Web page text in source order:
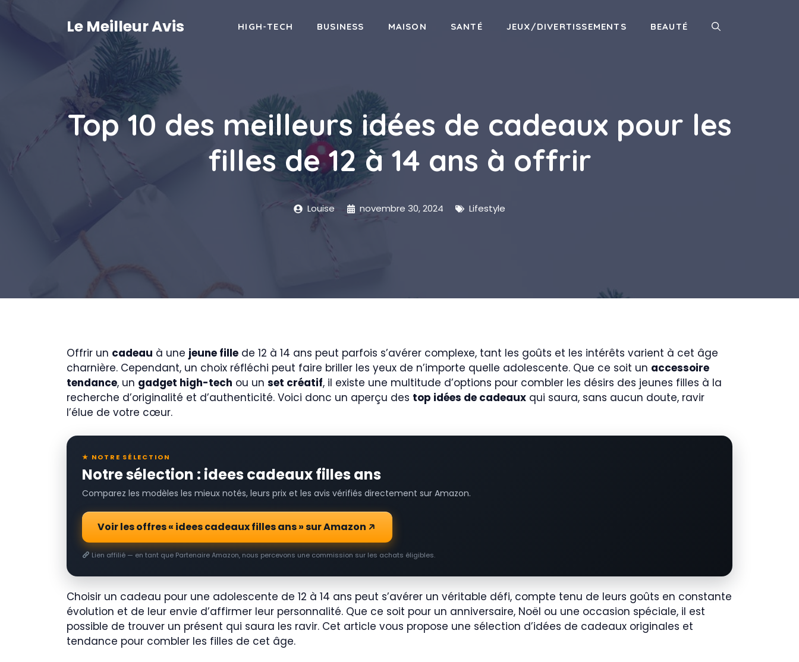
Le Meilleur Avis HIGH-TECH BUSINESS MAISON SANTÉ JEUX/DIVERTISSEMENTS BEAUTÉ
Top 10 des meilleurs idées de cadeaux pour les
filles de 12 à 14 ans à offrir
Louise novembre 30, 2024 Lifestyle
Offrir un cadeau à une jeune fille de 12 à 14 ans peut parfois s’avérer complexe, tant les goûts et les intérêts varient à cet âge
charnière. Cependant, un choix réfléchi peut faire briller les yeux de n’importe quelle adolescente. Que ce soit un accessoire
tendance, un gadget high-tech ou un set créatif, il existe une multitude d’options pour combler les désirs des jeunes filles à la
recherche d’originalité et d’authenticité. Voici donc un aperçu des top idées de cadeaux qui saura, sans aucun doute, ravir
l’élue de votre cœur.
★ NOTRE SÉLECTION
Notre sélection : idees cadeaux filles ans
Comparez les modèles les mieux notés, leurs prix et les avis vérifiés directement sur Amazon.
Voir les offres « idees cadeaux filles ans » sur Amazon
Lien affilié — en tant que Partenaire Amazon, nous percevons une commission sur les achats éligibles.
Choisir un cadeau pour une adolescente de 12 à 14 ans peut s’avérer un véritable défi, compte tenu de leurs goûts en constante
évolution et de leur envie d’affirmer leur personnalité. Que ce soit pour un anniversaire, Noël ou une occasion spéciale, il est
possible de trouver un présent qui saura les ravir. Cet article vous propose une sélection d’idées de cadeaux originales et
tendance pour combler les filles de cet âge.